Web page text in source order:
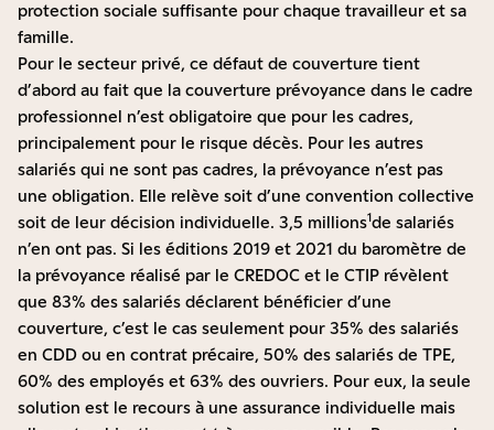
protection sociale suffisante pour chaque travailleur et sa
famille.
Pour le secteur privé, ce défaut de couverture tient
d’abord au fait que la couverture prévoyance dans le cadre
professionnel n’est obligatoire que pour les cadres,
principalement pour le risque décès. Pour les autres
salariés qui ne sont pas cadres, la prévoyance n’est pas
une obligation. Elle relève soit d’une convention collective
soit de leur décision individuelle. 3,5 millions1de salariés
n’en ont pas. Si les éditions 2019 et 2021 du baromètre de
la prévoyance réalisé par le CREDOC et le CTIP révèlent
que 83% des salariés déclarent bénéficier d’une
couverture, c’est le cas seulement pour 35% des salariés
en CDD ou en contrat précaire, 50% des salariés de TPE,
60% des employés et 63% des ouvriers. Pour eux, la seule
solution est le recours à une assurance individuelle mais